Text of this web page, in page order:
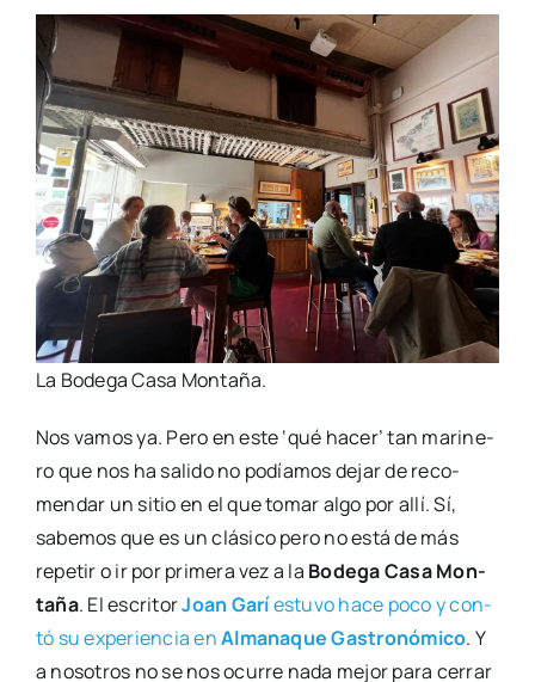
La Bode­ga Casa Mon­ta­ña.
Nos vamos ya. Pero en este ‘qué hacer’ tan mari­ne­
ro que nos ha sali­do no podía­mos dejar de reco­
men­dar un sitio en el que tomar algo por allí. Sí,
sabe­mos que es un clá­si­co pero no está de más
repe­tir o ir por pri­me­ra vez a la Bode­ga Casa Mon­
ta­ña. El escri­torJoan Garíestu­vo hace poco y con­
tó su expe­rien­cia enAlma­na­que Gas­tro­nó­mi­co. Y
a noso­tros no se nos ocu­rre nada mejor para cerrar